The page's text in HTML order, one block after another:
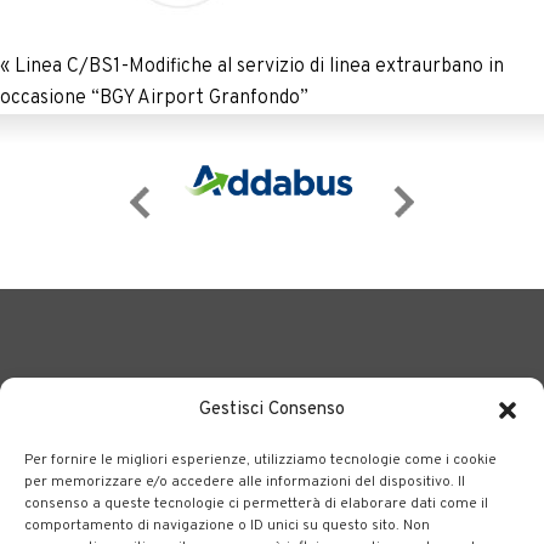
Gestisci Consenso
Per fornire le migliori esperienze, utilizziamo tecnologie come i cookie
per memorizzare e/o accedere alle informazioni del dispositivo. Il
consenso a queste tecnologie ci permetterà di elaborare dati come il
comportamento di navigazione o ID unici su questo sito. Non
« Linea C/BS1-Modifiche al servizio di linea extraurbano in
occasione “BGY Airport Granfondo”
BERGAMO TRASPORTI portale delle tre società Consortili
dedite al trasporto pubblico locale su tutto il territorio
bergamasco.